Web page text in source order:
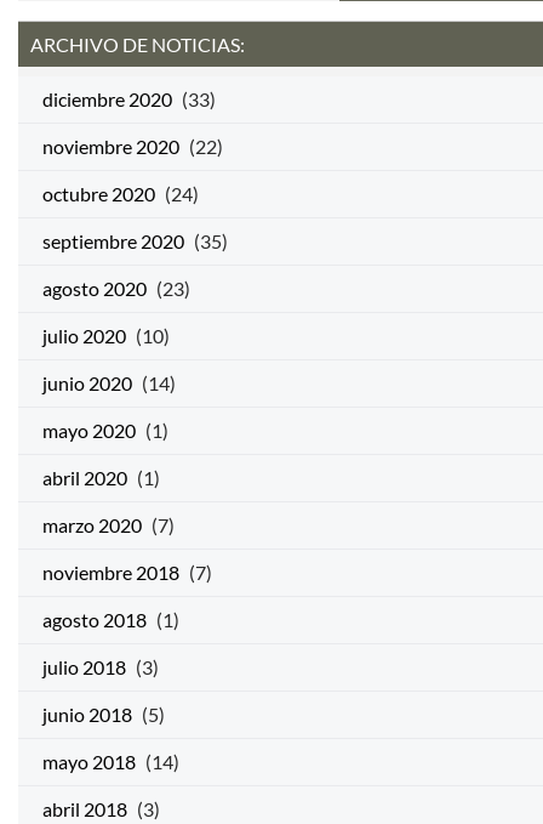
ARCHIVO DE NOTICIAS:
diciembre 2020 (33)
noviembre 2020 (22)
octubre 2020 (24)
septiembre 2020 (35)
agosto 2020 (23)
julio 2020 (10)
junio 2020 (14)
mayo 2020 (1)
abril 2020 (1)
marzo 2020 (7)
noviembre 2018 (7)
agosto 2018 (1)
julio 2018 (3)
junio 2018 (5)
mayo 2018 (14)
abril 2018 (3)